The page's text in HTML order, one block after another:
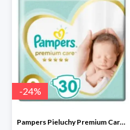
-24%
Pampers Pieluchy Premium Care 0 Newborn -24%